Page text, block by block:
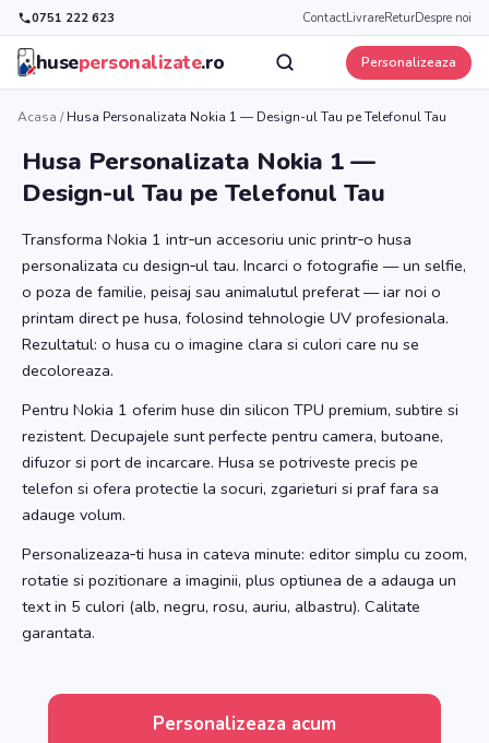
0751 222 623 ContactLivrareReturDespre noi
husepersonalizate.ro Personalizeaza
Acasa /Husa Personalizata Nokia 1 — Design-ul Tau pe Telefonul Tau
Husa Personalizata Nokia 1 —
Design-ul Tau pe Telefonul Tau
Transforma Nokia 1 intr‑un accesoriu unic printr‑o husa
personalizata cu design‑ul tau. Incarci o fotografie — un selfie,
o poza de familie, peisaj sau animalutul preferat — iar noi o
printam direct pe husa, folosind tehnologie UV profesionala.
Rezultatul: o husa cu o imagine clara si culori care nu se
decoloreaza.
Pentru Nokia 1 oferim huse din silicon TPU premium, subtire si
rezistent. Decupajele sunt perfecte pentru camera, butoane,
difuzor si port de incarcare. Husa se potriveste precis pe
telefon si ofera protectie la socuri, zgarieturi si praf fara sa
adauge volum.
Personalizeaza‑ti husa in cateva minute: editor simplu cu zoom,
rotatie si pozitionare a imaginii, plus optiunea de a adauga un
text in 5 culori (alb, negru, rosu, auriu, albastru). Calitate
garantata.
Personalizeaza acum